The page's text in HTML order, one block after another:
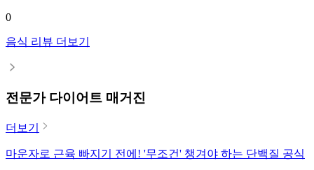
0
음식 리뷰 더보기
전문가 다이어트 매거진
더보기
마운자로 근육 빠지기 전에! '무조건' 챙겨야 하는 단백질 공식